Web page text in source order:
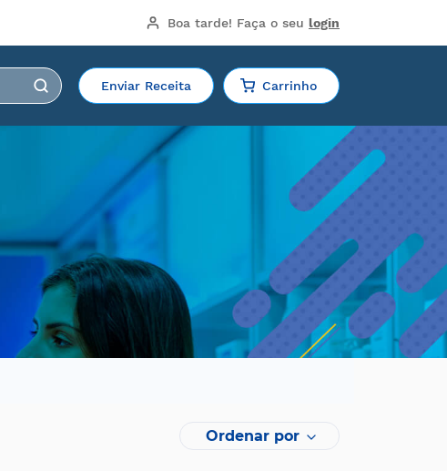
Boa tarde! Faça o seu login
Enviar Receita Carrinho
Ordenar por